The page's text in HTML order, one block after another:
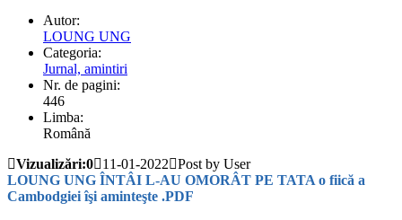
Autor:
LOUNG UNG
Categoria:
Jurnal, amintiri
Nr. de pagini:
446
Limba:
Română
Vizualizări:0
11-01-2022
Post by User
LOUNG UNG ÎNTÂI L-AU OMORÂT PE TATA o fiică a
Cambodgiei îşi aminteşte .PDF